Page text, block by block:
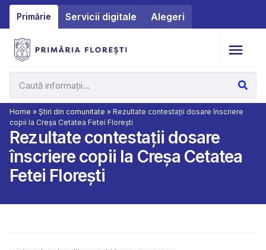
Primărie Servicii digitale Alegeri
Home » Știri din comunitate » Rezultate contestații dosare înscriere
copii la Creșa Cetatea Fetei Florești
Rezultate contestații dosare
înscriere copii la Creșa Cetatea
Fetei Florești